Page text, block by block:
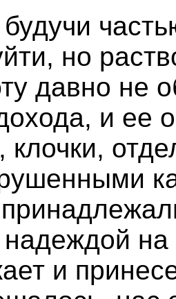
но
давно не
и ее
клочки,
на
и